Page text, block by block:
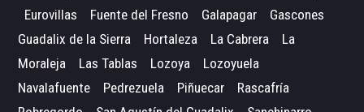
Eurovillas
Fuente del Fresno Galapagar
Gascones
Guadalix de la Sierra
Hortaleza La Cabrera
La
Moraleja
Las Tablas Lozoya
Lozoyuela
Navalafuente
Pedrezuela Piñuecar
Rascafría